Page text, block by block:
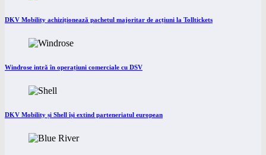
DKV Mobility achiziționează pachetul majoritar de acțiuni la Tolltickets
Windrose intră în operațiuni comerciale cu DSV
DKV Mobility și Shell își extind parteneriatul european